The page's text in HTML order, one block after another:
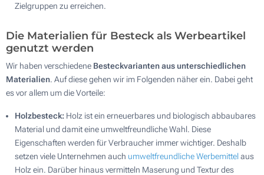
Zielgruppen zu erreichen.
Die Materialien für Besteck als Werbeartikel
genutzt werden
Wir haben verschiedene Besteckvarianten aus unterschiedlichen
Materialien. Auf diese gehen wir im Folgenden näher ein. Dabei geht
es vor allem um die Vorteile:
Holzbesteck: Holz ist ein erneuerbares und biologisch abbaubares
Material und damit eine umweltfreundliche Wahl. Diese
Eigenschaften werden für Verbraucher immer wichtiger. Deshalb
setzen viele Unternehmen auch umweltfreundliche Werbemittel aus
Holz ein. Darüber hinaus vermitteln Maserung und Textur des